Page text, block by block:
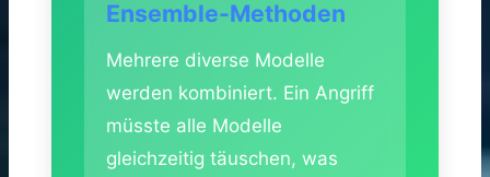
Ensemble-Methoden
Mehrere diverse Modelle
werden kombiniert. Ein Angriff
müsste alle Modelle
gleichzeitig täuschen, was